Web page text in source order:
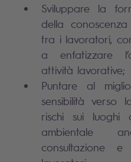
Sviluppare la
della
tra i lavoratori,
a enfatizzare
attività lavorative;
Puntare al
sensibilità verso
rischi sui luoghi
ambientale
consultazione